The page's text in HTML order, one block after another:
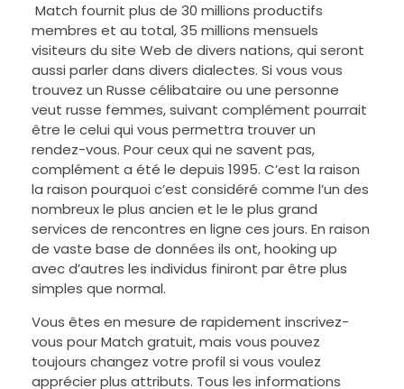
Match fournit plus de 30 millions productifs
membres et au total, 35 millions mensuels
visiteurs du site Web de divers nations, qui seront
aussi parler dans divers dialectes. Si vous vous
trouvez un Russe célibataire ou une personne
veut russe femmes, suivant complément pourrait
être le celui qui vous permettra trouver un
rendez-vous. Pour ceux qui ne savent pas,
complément a été le depuis 1995. C’est la raison
la raison pourquoi c’est considéré comme l’un des
nombreux le plus ancien et le le plus grand
services de rencontres en ligne ces jours. En raison
de vaste base de données ils ont, hooking up
avec d’autres les individus finiront par être plus
simples que normal.
Vous êtes en mesure de rapidement inscrivez-
vous pour Match gratuit, mais vous pouvez
toujours changez votre profil si vous voulez
apprécier plus attributs. Tous les informations